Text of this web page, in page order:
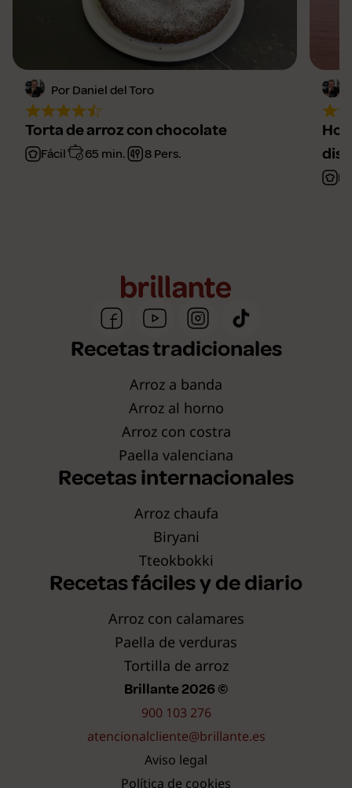
Por Daniel del Toro
Torta de arroz con chocolate
Fácil 65 min. 8 Pers.
Recetas tradicionales
Arroz a banda
Arroz al horno
Arroz con costra
Paella valenciana
Recetas internacionales
Arroz chaufa
Biryani
Tteokbokki
Recetas fáciles y de diario
Arroz con calamares
Paella de verduras
Tortilla de arroz
Brillante 2026 ©
900 103 276
atencionalcliente@brillante.es
Aviso legal
Política de cookies